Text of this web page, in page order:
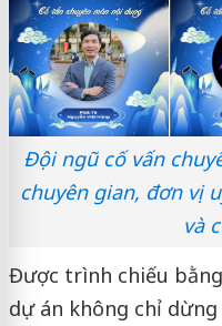
Đội ngũ cố vấn
chuyên gian, đơn vị
và
Được trình chiếu
dự án không chỉ